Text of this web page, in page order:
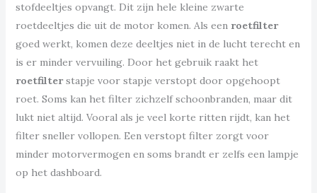
stofdeeltjes opvangt. Dit zijn hele kleine zwarte
roetdeeltjes die uit de motor komen. Als een roetfilter
goed werkt, komen deze deeltjes niet in de lucht terecht en
is er minder vervuiling. Door het gebruik raakt het
roetfilterstapje voor stapje verstopt door opgehoopt
roet. Soms kan het filter zichzelf schoonbranden, maar dit
lukt niet altijd. Vooral als je veel korte ritten rijdt, kan het
filter sneller vollopen. Een verstopt filter zorgt voor
minder motorvermogen en soms brandt er zelfs een lampje
op het dashboard.